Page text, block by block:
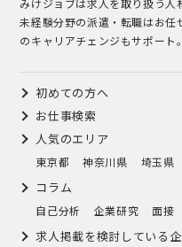
未経験分野の派遣・転職はお
のキャリアチェンジもサポート。
初めての方へ
お仕事検索
人気のエリア
東京都 神奈川県 埼玉県
コラム
自己分析 企業研究 面接
求人掲載を検討している